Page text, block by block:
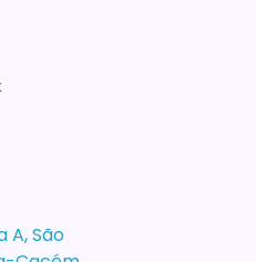
A, São